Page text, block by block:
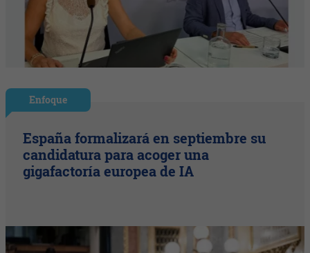
Enfoque
España formalizará en septiembre su
candidatura para acoger una
gigafactoría europea de IA